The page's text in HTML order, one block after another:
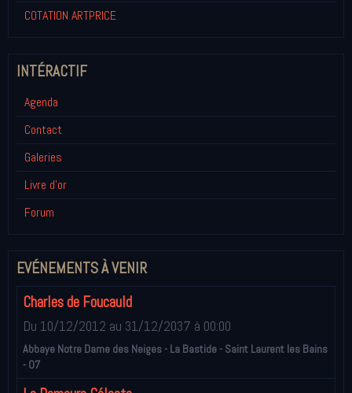
COTATION ARTPRICE
INTÉRACTIF
Agenda
Contact
Galeries
Livre d'or
Forum
EVÉNEMENTS À VENIR
Charles de Foucauld
Du 10/12/2012 au 31/12/2037 à 00:00
Abbaye Notre Dame des Neiges - La Bastide - Saint Laurent les Bains
- 07